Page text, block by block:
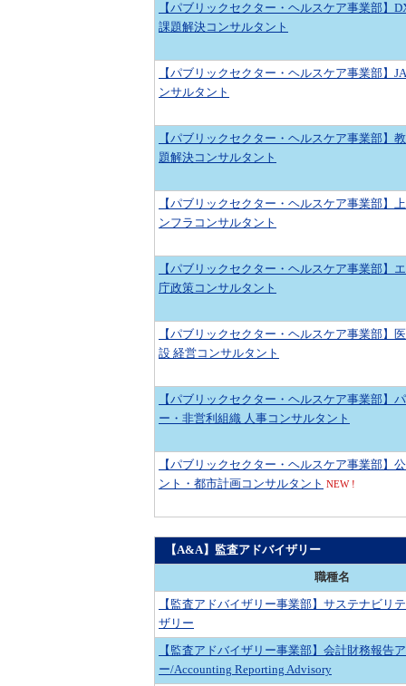
【パブリックセクター・ヘルスケア事業部】
課題解決コンサルタント
【パブリックセクター・ヘルスケア事業部】
ンサルタント
【パブリックセクター・ヘルスケア事業部】
題解決コンサルタント
【パブリックセクター・ヘルスケア事業部】
ンフラコンサルタント
【パブリックセクター・ヘルスケア事業部】
庁政策コンサルタント
【パブリックセクター・ヘルスケア事業部】
設 経営コンサルタント
【パブリックセクター・ヘルスケア事業部】
ー・非営利組織 人事コンサルタント
【パブリックセクター・ヘルスケア事業部】
ント・都市計画コンサルタント NEW !
【A&A】監査アドバイザリー
職種名
【監査アドバイザリー事業部】サステナビリ
ザリー
【監査アドバイザリー事業部】会計財務報告
ー/Accounting Reporting Advisory